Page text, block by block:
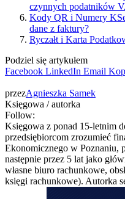
czynnych podatników
Kody QR i Numery
dane z faktury?
Ryczałt i Karta
Podziel się artykułem
Facebook LinkedIn Email
przezAgnieszka Samek
Księgowa / autorka
Follow:
Księgowa z ponad 15-letnim
przedsiębiorcom zrozumieć
Ekonomicznego w Poznaniu,
następnie przez 5 lat jako
własne biuro rachunkowe,
księgi rachunkowe). Autorka